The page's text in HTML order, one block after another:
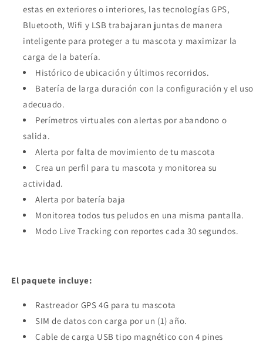
estas en exteriores o interiores, las tecnologías GPS,
Bluetooth, Wifi y LSB trabajaran juntas de manera
inteligente para proteger a tu mascota y maximizar la
carga de la batería.
Histórico de ubicación y últimos recorridos.
Batería de larga duración con la configuración y el uso
adecuado.
Perímetros virtuales con alertas por abandono o
salida.
Alerta por falta de movimiento de tu mascota
Crea un perfil para tu mascota y monitorea su
actividad.
Alerta por batería baja
Monitorea todos tus peludos en una misma pantalla.
Modo Live Tracking con reportes cada 30 segundos.
El paquete incluye:
Rastreador GPS 4G para tu mascota
SIM de datos con carga por un (1) año.
Cable de carga USB tipo magnético con 4 pines